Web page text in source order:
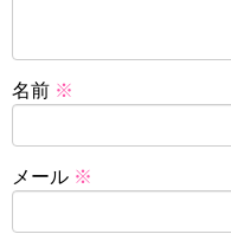
名前 ※
メール ※